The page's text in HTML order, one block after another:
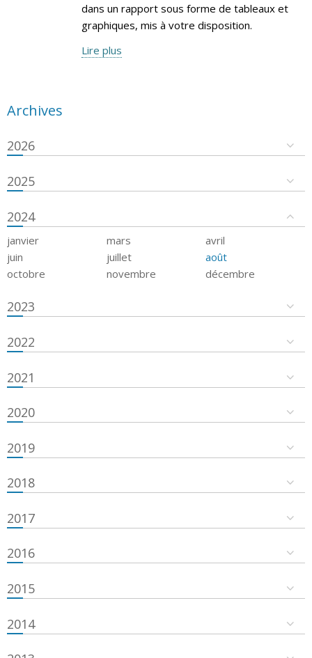
dans un rapport sous forme de tableaux et
graphiques, mis à votre disposition.
Lire plus
Archives
2026
2025
2024
janvier mars
avril
juin
juillet
août
octobre
novembre décembre
2023
2022
2021
2020
2019
2018
2017
2016
2015
2014